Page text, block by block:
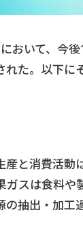
おいて、今
れた。以下に
と消費活動
ガスは食料や
抽出・加工